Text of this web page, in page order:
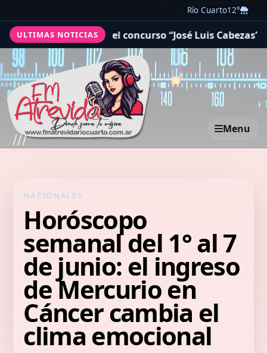
Río Cuarto12°
ULTIMAS NOTICIAS
el concurso “José Luis Cabezas” y extendió
Menu
NACIONALES
Horóscopo
semanal del 1° al 7
de junio: el ingreso
de Mercurio en
Cáncer cambia el
clima emocional